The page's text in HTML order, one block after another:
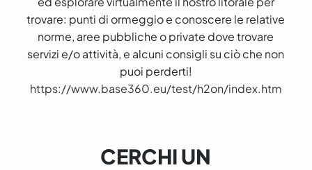
trovare: punti di ormeggio e conoscere le relative
norme, aree pubbliche o private dove trovare
servizi e/o attività, e alcuni consigli su ciò che non
puoi perderti!
https://www.base360.eu/test/h2on/index.htm
CERCHI UN